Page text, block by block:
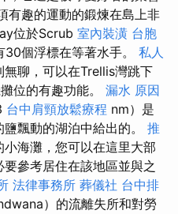
有趣的運動的鍛煉在島上非
位於Scrub 室內裝潢 台胞
個浮標在等著水手。 私人
聊，可以在Trellis灣跳下
位的有趣功能。 漏水 原因
台中肩頸放鬆療程 nm）是
飄動的湖泊中給出的。 推
海灘，您可以在這里大部
參考居住在該地區並與之
法律事務所 葬儀社 台中排
）的流離失所和對勞